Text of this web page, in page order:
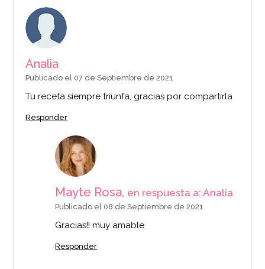
Analia
Publicado el 07 de Septiembre de 2021
Tu receta siempre triunfa, gracias por compartirla
Responder
Mayte Rosa, en respuesta a: Analia
Publicado el 08 de Septiembre de 2021
Gracias!! muy amable
Responder